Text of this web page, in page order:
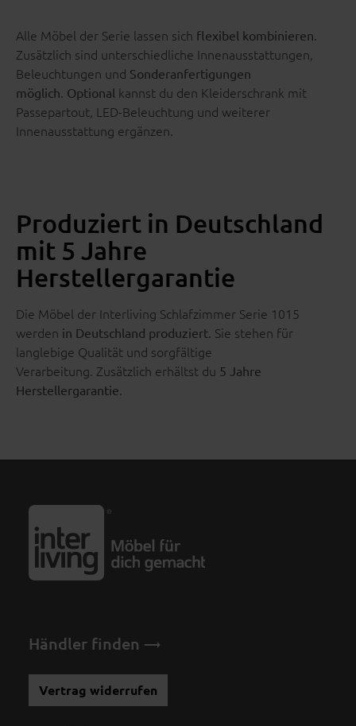
Alle Möbel der Serie lassen sich flexibel kombinieren.
Zusätzlich sind unterschiedliche Innenausstattungen,
Beleuchtungen und Sonderanfertigungen
möglich. Optional kannst du den Kleiderschrank mit
Passepartout, LED-Beleuchtung und weiterer
Innenausstattung ergänzen.
Produziert in Deutschland
mit 5 Jahre
Herstellergarantie
Die Möbel der Interliving Schlafzimmer Serie 1015
werden in Deutschland produziert. Sie stehen für
langlebige Qualität und sorgfältige
Verarbeitung. Zusätzlich erhältst du 5 Jahre
Herstellergarantie.
Händler finden
Vertrag widerrufen